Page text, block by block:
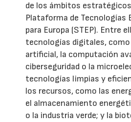
de los ámbitos
Plataforma de Tecnologías
para Europa (STEP). Entre
tecnologías digitales,
artificial, la computación
ciberseguridad o la
tecnologías limpias y
los recursos, como las
el almacenamiento
o la industria verde; y la